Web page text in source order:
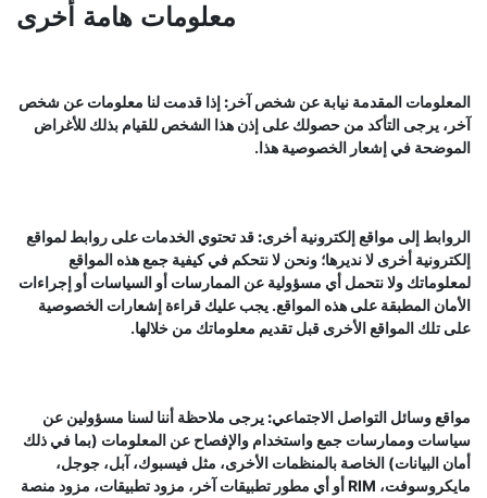
معلومات هامة أخرى
المعلومات المقدمة نيابة عن شخص آخر:إذا قدمت لنا معلومات عن شخص
آخر، يرجى التأكد من حصولك على إذن هذا الشخص للقيام بذلك للأغراض
الموضحة في إشعار الخصوصية هذا.
الروابط إلى مواقع إلكترونية أخرى:قد تحتوي الخدمات على روابط لمواقع
إلكترونية أخرى لا نديرها؛ ونحن لا نتحكم في كيفية جمع هذه المواقع
لمعلوماتك ولا نتحمل أي مسؤولية عن الممارسات أو السياسات أو إجراءات
الأمان المطبقة على هذه المواقع. يجب عليك قراءة إشعارات الخصوصية
على تلك المواقع الأخرى قبل تقديم معلوماتك من خلالها.
مواقع وسائل التواصل الاجتماعي:يرجى ملاحظة أننا لسنا مسؤولين عن
سياسات وممارسات جمع واستخدام والإفصاح عن المعلومات (بما في ذلك
أمان البيانات) الخاصة بالمنظمات الأخرى، مثل فيسبوك، آبل، جوجل،
مايكروسوفت، RIM أو أي مطور تطبيقات آخر، مزود تطبيقات، مزود منصة